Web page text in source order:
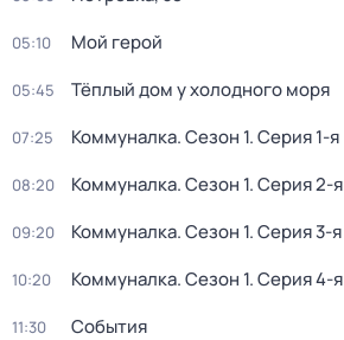
05:10 Мой герой
05:45 Тёплый дом у холодного моря
07:25 Коммуналка. Сезон 1. Серия 1-я
08:20 Коммуналка. Сезон 1. Серия 2-я
09:20 Коммуналка. Сезон 1. Серия 3-я
10:20 Коммуналка. Сезон 1. Серия 4-я
11:30 События